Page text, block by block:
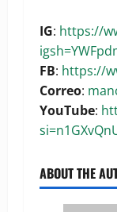
IG: https://
FB: https://
Correo:
YouTube:
ABOUT THE